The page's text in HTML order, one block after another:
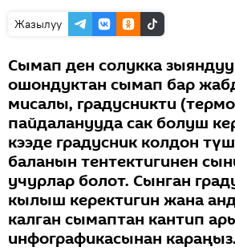
Жазылуу
Сымап ден солукка зыяндуу
ошондуктан сымап бар
мисалы, градусникти
пайдаланууда сак болуш
кээде градусник колдон
баланын тентектигинен
учурлар болот. Сынган
кылыш керектигин жана
калган сымаптан кантип
инфографикасынан караңыз.